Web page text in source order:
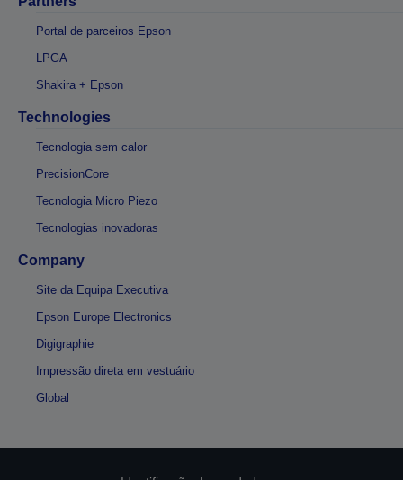
Portal de parceiros Epson
LPGA
Shakira + Epson
Technologies
Tecnologia sem calor
PrecisionCore
Tecnologia Micro Piezo
Tecnologias inovadoras
Company
Site da Equipa Executiva
Epson Europe Electronics
Digigraphie
Impressão direta em vestuário
Global